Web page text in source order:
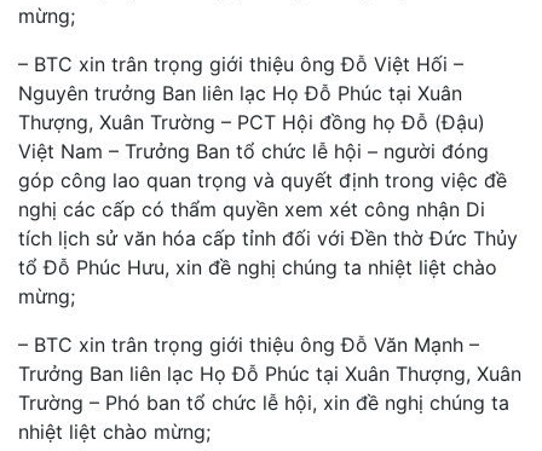
mừng;
– BTC xin trân trọng giới thiệu ông Đỗ Việt Hối –
Nguyên trưởng Ban liên lạc Họ Đỗ Phúc tại Xuân
Thượng, Xuân Trường – PCT Hội đồng họ Đỗ (Đậu)
Việt Nam – Trưởng Ban tổ chức lễ hội – người đóng
góp công lao quan trọng và quyết định trong việc đề
nghị các cấp có thẩm quyền xem xét công nhận Di
tích lịch sử văn hóa cấp tỉnh đối với Đền thờ Đức Thủy
tổ Đỗ Phúc Hưu, xin đề nghị chúng ta nhiệt liệt chào
mừng;
– BTC xin trân trọng giới thiệu ông Đỗ Văn Mạnh –
Trưởng Ban liên lạc Họ Đỗ Phúc tại Xuân Thượng, Xuân
Trường – Phó ban tổ chức lễ hội, xin đề nghị chúng ta
nhiệt liệt chào mừng;